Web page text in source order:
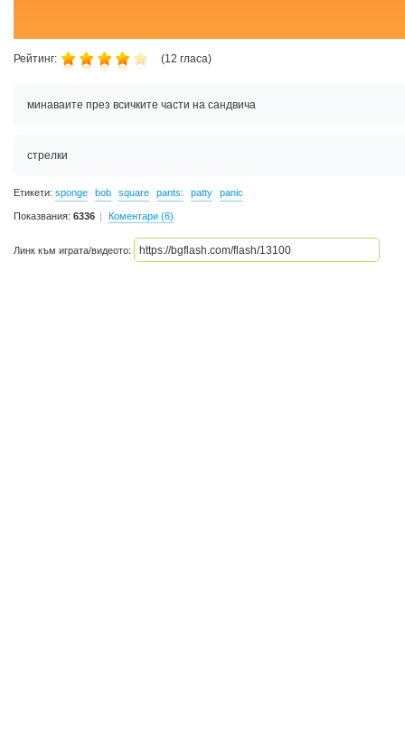
Рейтинг: (12 гласа)
минаваите през всичките части на сандвича
стрелки
Етикети: sponge bob square pants: patty panic
Показвания: 6336 Коментари (6)
Линк към играта/видеото: